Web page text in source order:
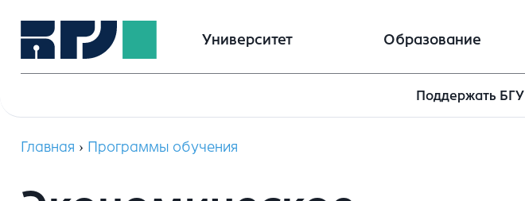
Университет Образование
Поддержать БГУ
Главная › Программы обучения